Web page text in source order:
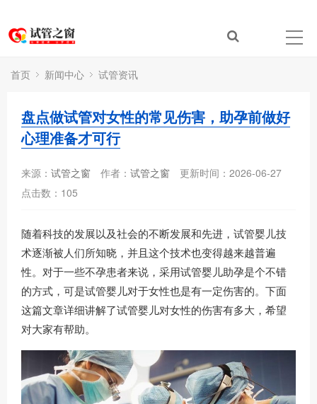
首页 新闻中心 试管资讯
盘点做试管对女性的常见伤害，助孕前做好
心理准备才可行
来源： 试管之窗 作者： 试管之窗
更新时间：2026-06-27
点击数： 105
随着科技的发展以及社会的不断发展和先进，试管婴儿技
术逐渐被人们所知晓，并且这个技术也变得越来越普遍
性。对于一些不孕患者来说，采用试管婴儿助孕是个不错
的方式，可是试管婴儿对于女性也是有一定伤害的。下面
这篇文章详细讲解了试管婴儿对女性的伤害有多大，希望
对大家有帮助。